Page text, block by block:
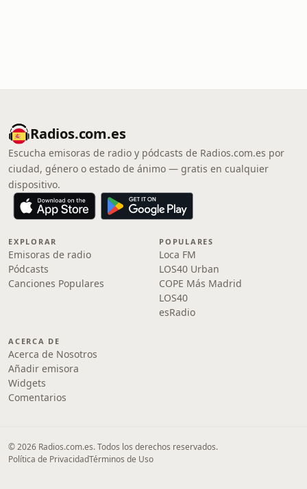
Radios.com.es
Escucha emisoras de radio y pódcasts de Radios.com.es por
ciudad, género o estado de ánimo — gratis en cualquier
dispositivo.
EXPLORAR
Emisoras de radio
Pódcasts
Canciones Populares
POPULARES
Loca FM
LOS40 Urban
COPE Más Madrid
LOS40
esRadio
ACERCA DE
Acerca de Nosotros
Añadir emisora
Widgets
Comentarios
© 2026 Radios.com.es. Todos los derechos reservados.
Política de PrivacidadTérminos de Uso